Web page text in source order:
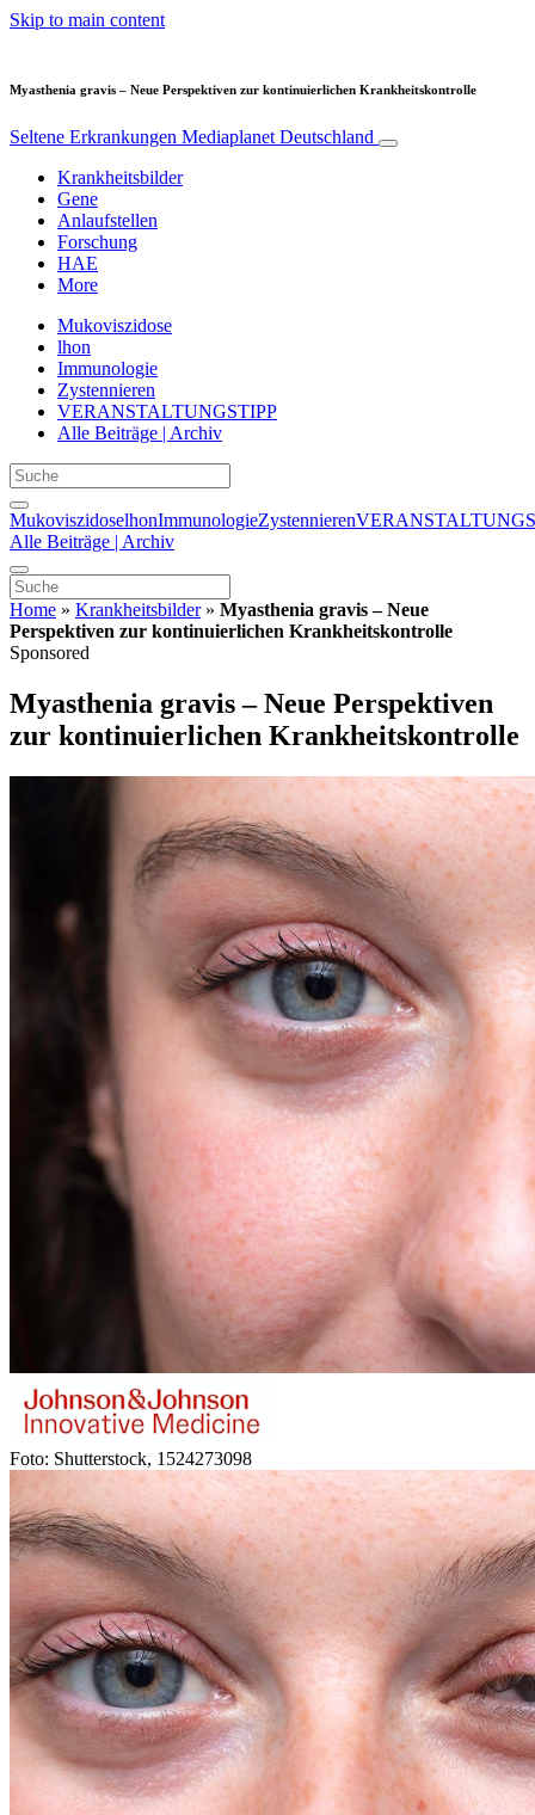
Skip to main content
Myasthenia gravis – Neue Perspektiven zur kontinuierlichen Krankheitskontrolle
Seltene Erkrankungen Mediaplanet Deutschland
Krankheitsbilder
Gene
Anlaufstellen
Forschung
HAE
More
Mukoviszidose
lhon
Immunologie
Zystennieren
VERANSTALTUNGSTIPP
Alle Beiträge | Archiv
MukoviszidoselhonImmunologieZystennieren
Alle Beiträge | Archiv
Home » Krankheitsbilder» Myasthenia gravis – Neue
Perspektiven zur kontinuierlichen Krankheitskontrolle
Sponsored
Myasthenia gravis – Neue Perspektiven
zur kontinuierlichen Krankheitskontrolle
Foto: Shutterstock, 1524273098